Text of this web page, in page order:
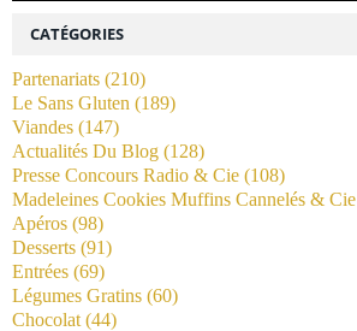
CATÉGORIES
Partenariats (210)
Le Sans Gluten (189)
Viandes (147)
Actualités Du Blog (128)
Presse Concours Radio & Cie (108)
Madeleines Cookies Muffins Cannelés & Cie
Apéros (98)
Desserts (91)
Entrées (69)
Légumes Gratins (60)
Chocolat (44)